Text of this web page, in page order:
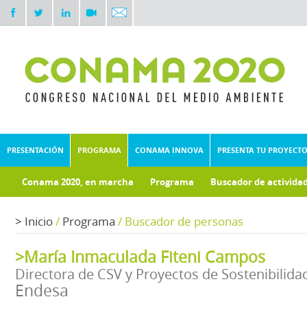
PRESENTACIÓN PROGRAMA CONAMA INNOVA PRESENTA TU PROYECTO
Conama 2020, en marcha Programa Buscador de
> Inicio/ Programa / Buscador de personas
>María Inmaculada Fiteni Campos
Directora de CSV y Proyectos de
Endesa